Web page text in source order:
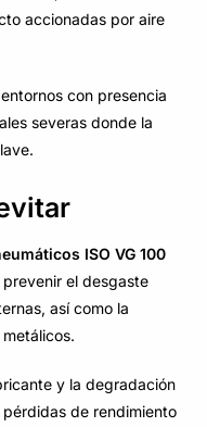
accionadas por aire
con presencia
severas donde la
ISO VG 100
prevenir el desgaste
así como la
y la degradación
de rendimiento